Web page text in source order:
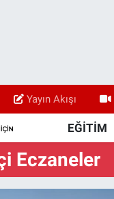
Yayın Akışı
EĞİTİM
Eczaneler